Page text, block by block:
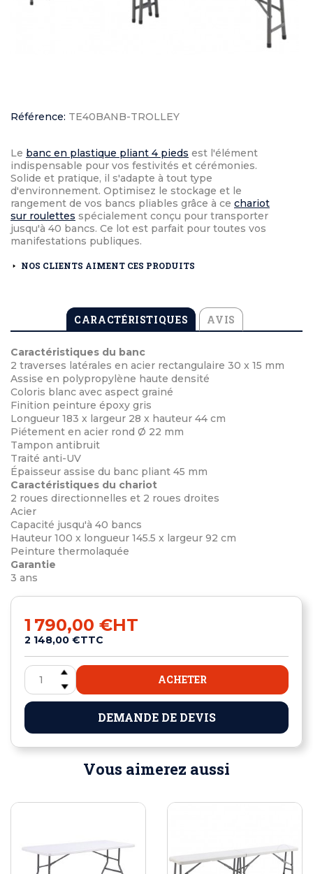
Référence: TE40BANB-TROLLEY
Le banc en plastique pliant 4 pieds est l'élément
indispensable pour vos festivités et cérémonies.
Solide et pratique, il s'adapte à tout type
d'environnement. Optimisez le stockage et le
rangement de vos bancs pliables grâce à ce chariot
sur roulettes spécialement conçu pour transporter
jusqu'à 40 bancs. Ce lot est parfait pour toutes vos
manifestations publiques.
NOS CLIENTS AIMENT CES PRODUITS
CARACTÉRISTIQUES AVIS
Caractéristiques du banc
2 traverses latérales en acier rectangulaire 30 x 15 mm
Assise en polypropylène haute densité
Coloris blanc avec aspect grainé
Finition peinture époxy gris
Longueur 183 x largeur 28 x hauteur 44 cm
Piétement en acier rond Ø 22 mm
Tampon antibruit
Traité anti-UV
Épaisseur assise du banc pliant 45 mm
Caractéristiques du chariot
2 roues directionnelles et 2 roues droites
Acier
Capacité jusqu'à 40 bancs
Hauteur 100 x longueur 145.5 x largeur 92 cm
Peinture thermolaquée
Garantie
3 ans
1 790,00 €HT
2 148,00 €TTC
ACHETER
DEMANDE DE DEVIS
Vous aimerez aussi